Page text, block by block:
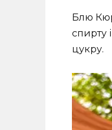
Блю
спирту
цукру.